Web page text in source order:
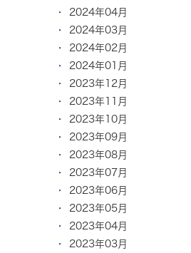
2024年04月
2024年03月
2024年02月
2024年01月
2023年12月
2023年11月
2023年10月
2023年09月
2023年08月
2023年07月
2023年06月
2023年05月
2023年04月
2023年03月